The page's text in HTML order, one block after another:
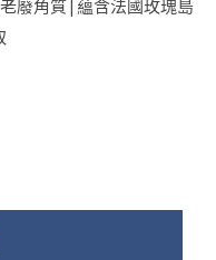
廢角質|蘊含法國玫瑰島